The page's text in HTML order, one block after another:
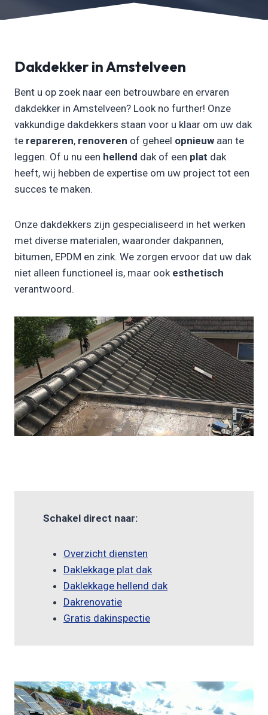
Dakdekker in Amstelveen
Bent u op zoek naar een betrouwbare en ervaren
dakdekker in Amstelveen? Look no further! Onze
vakkundige dakdekkers staan voor u klaar om uw dak
te repareren, renoveren of geheel opnieuw aan te
leggen. Of u nu een hellend dak of een plat dak
heeft, wij hebben de expertise om uw project tot een
succes te maken.
Onze dakdekkers zijn gespecialiseerd in het werken
met diverse materialen, waaronder dakpannen,
bitumen, EPDM en zink. We zorgen ervoor dat uw dak
niet alleen functioneel is, maar ook esthetisch
verantwoord.
Schakel direct naar:
Overzicht diensten
Daklekkage plat dak
Daklekkage hellend dak
Dakrenovatie
Gratis dakinspectie